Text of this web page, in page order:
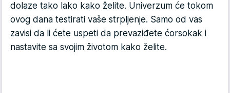
dolaze tako lako kako želite. Univerzum će tokom
ovog dana testirati vaše strpljenje. Samo od vas
zavisi da li ćete uspeti da prevaziđete ćorsokak i
nastavite sa svojim životom kako želite.